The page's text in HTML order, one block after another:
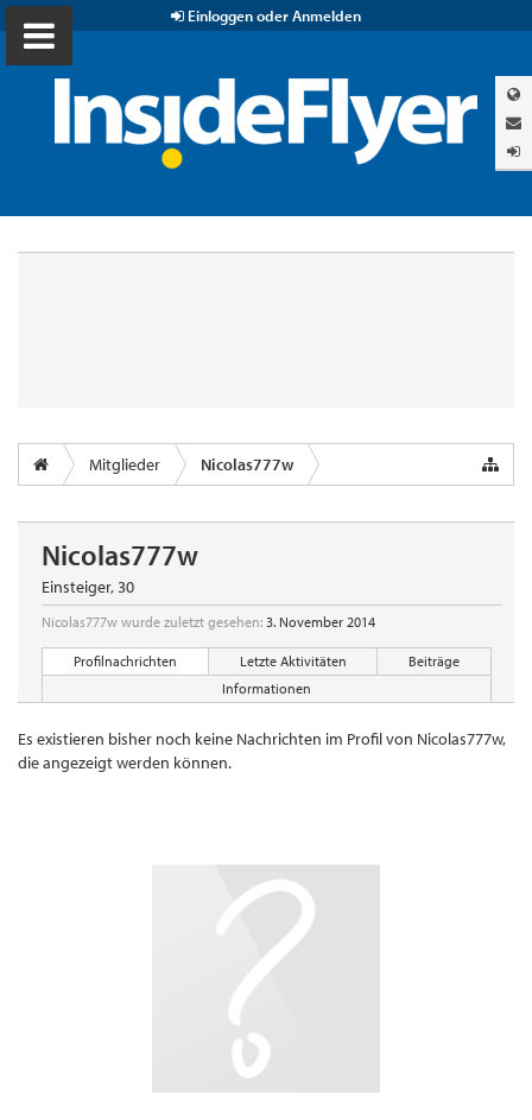
Einloggen oder Anmelden
Mitglieder Nicolas777w
Nicolas777w
Einsteiger, 30
Nicolas777w wurde zuletzt gesehen: 3. November 2014
Profilnachrichten Letzte Aktivitäten
Beiträge
Informationen
Es existieren bisher noch keine Nachrichten im Profil von Nicolas777w,
die angezeigt werden können.